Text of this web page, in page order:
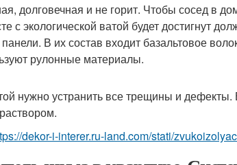
долговечная и не горит. Чтобы сосед в
с экологической ватой будет достигнут
В их состав входит базальтовое
рулонные материалы.
нужно устранить все трещины и
dekor-i-interer.ru-land.com/stati/